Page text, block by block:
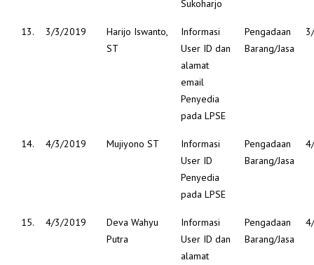
Sukoharjo
13. 3/3/2019
Harijo Iswanto,
ST
Informasi
User ID dan
alamat
email
Penyedia
pada LPSE
Pengadaan
Barang/Jasa
14. 4/3/2019 Mujiyono ST
Informasi
User ID
Penyedia
pada LPSE
Pengadaan
Barang/Jasa
15. 4/3/2019
Deva Wahyu
Putra
Informasi
User ID dan
alamat
Pengadaan
Barang/Jasa